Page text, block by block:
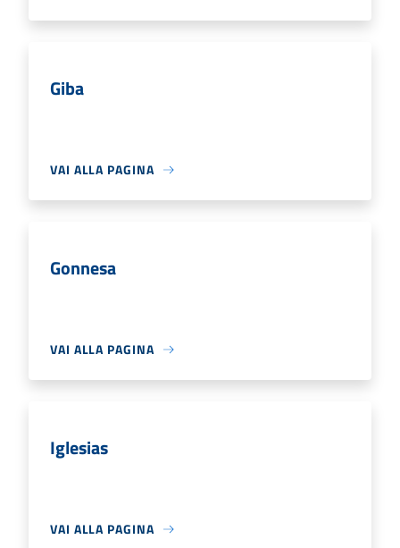
Giba
VAI ALLA PAGINA
Gonnesa
VAI ALLA PAGINA
Iglesias
VAI ALLA PAGINA